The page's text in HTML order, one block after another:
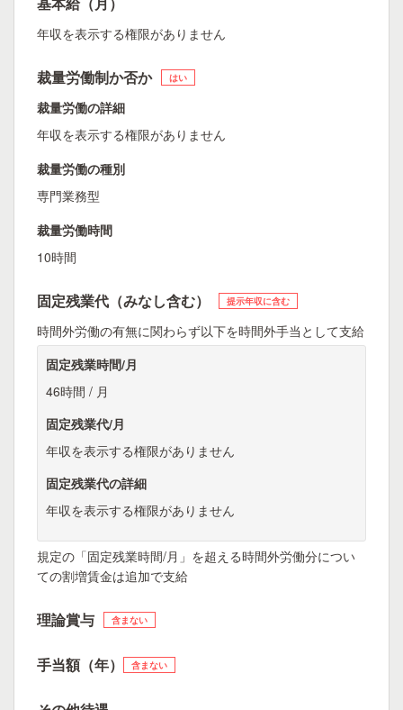
年収を表示する権限がありません
裁量労働制か否か はい
裁量労働の詳細
年収を表示する権限がありません
裁量労働の種別
専門業務型
裁量労働時間
10時間
固定残業代（みなし含む） 提示年収に含む
時間外労働の有無に関わらず以下を時間外手当として支給
固定残業時間/月
46時間 / 月
固定残業代/月
年収を表示する権限がありません
固定残業代の詳細
年収を表示する権限がありません
規定の「固定残業時間/月」を超える時間外労働分につい
ての割増賃金は追加で支給
理論賞与 含まない
手当額（年） 含まない